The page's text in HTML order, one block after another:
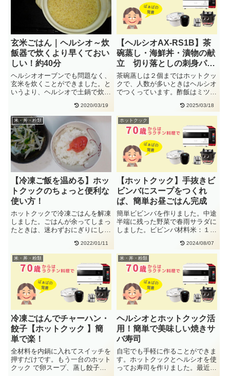
玄米ごはん｜ヘルシオ～炊
飯器で炊くより早くておい
しい！約40分
ヘルシオオーブンでも問題なく、
玄米を炊くことができました。と
いうより、ヘルシオで土鍋で炊く
2020/03/19
【ヘルシオAX-RS1B】茶
碗蒸し・海鮮丼・漬物の献
立 切り落としの刺身パッ
クで簡単！
茶碗蒸しは２個まではホットクッ
クで、人数が多いときはヘルシオ
でつくっています。酢飯はミツカ
2025/03/18
米・丼・粉類
【冷凍ご飯を温める】ホッ
トクックのちょっと便利な
使い方！
ホットクックで冷凍ごはんを解凍
しました。ごはんが余ってしまっ
たときは、迷わずおにぎりにして
2022/01/11
ホットクック
【ホットクック】手抜きビ
ビンバにスープをつくれ
ば、簡単お昼ごはん完成
簡単ビビンバを作りました。中途
半端に残った野菜で春雨サラダに
しました。ビビンバ材料米：１合
2024/08/07
米・丼・粉類
冷凍ごはんでチャーハン・
餃子【ホットクック 】簡
単で楽！
全材料を内鍋に入れてスイッチを
押すだけです。もう一台のホット
クック で卵スープ、蒸し餃子を
米・丼・粉類
ヘルシオとホットクック活
用！簡単で美味しい焼きサ
バ寿司
自宅でも手軽に作ることができま
す。ホットクックとヘルシオを使
ってお寿司を作りました。最近は